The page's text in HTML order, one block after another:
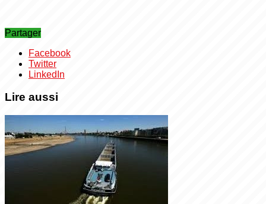
Partager
Facebook
Twitter
LinkedIn
Lire aussi